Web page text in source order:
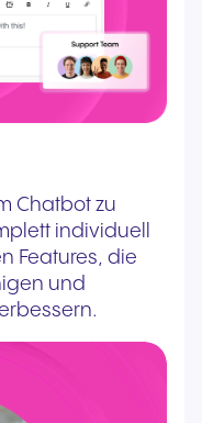
Chatbot zu
individuell
Features, die
und